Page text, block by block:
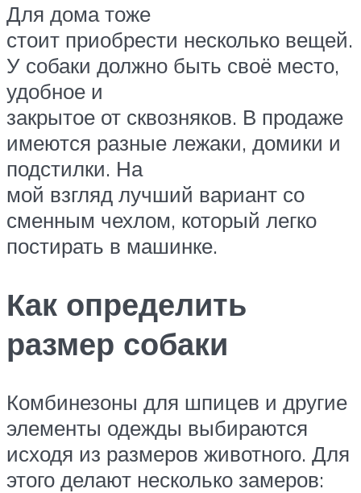
Для дома тоже
стоит приобрести несколько вещей.
У собаки должно быть своё место,
удобное и
закрытое от сквозняков. В продаже
имеются разные лежаки, домики и
подстилки. На
мой взгляд лучший вариант со
сменным чехлом, который легко
постирать в машинке.
Как определить
размер собаки
Комбинезоны для шпицев и другие
элементы одежды выбираются
исходя из размеров животного. Для
этого делают несколько замеров: